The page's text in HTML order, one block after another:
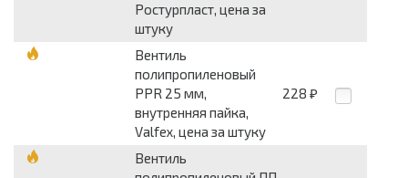
Ростурпласт, цена за
штуку
Вентиль
полипропиленовый
PPR 25 мм,
внутренняя пайка,
Valfex, цена за штуку
228 ₽
Вентиль